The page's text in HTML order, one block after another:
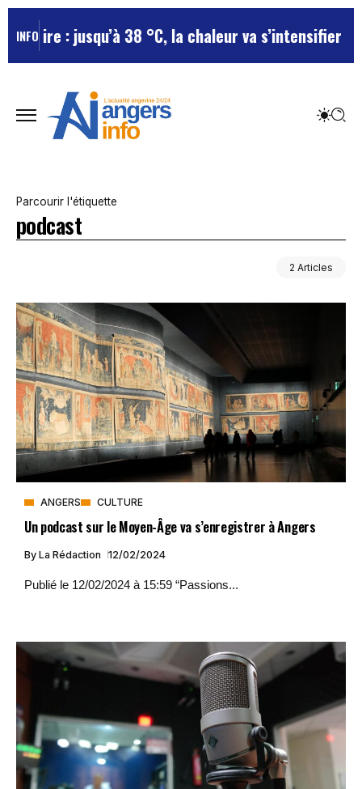
INFO
Loire : jusqu’à 38 °C, la chaleur va s’intensifier
Parcourir l'étiquette
podcast
2 Articles
ANGERS CULTURE
Un podcast sur le Moyen-Âge va s’enregistrer à Angers
By La Rédaction 12/02/2024
Publié le 12/02/2024 à 15:59 “Passions...